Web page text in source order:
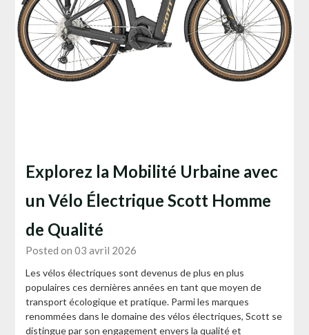
Explorez la Mobilité Urbaine avec
un Vélo Électrique Scott Homme
de Qualité
Posted on 03 avril 2026
Les vélos électriques sont devenus de plus en plus
populaires ces dernières années en tant que moyen de
transport écologique et pratique. Parmi les marques
renommées dans le domaine des vélos électriques, Scott se
distingue par son engagement envers la qualité et